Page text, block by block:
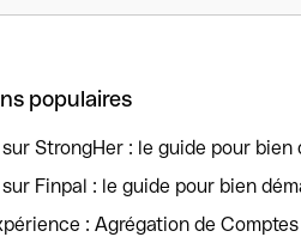
populaires
StrongHer : le guide pour bien
Finpal : le guide pour bien
: Agrégation de